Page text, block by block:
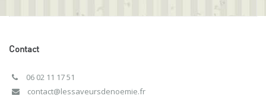
Contact
06 02 11 17 51
contact@lessaveursdenoemie.fr